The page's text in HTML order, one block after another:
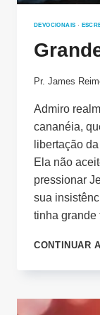
DEVOCIONAIS ·
Pr. James
Admiro
cananéia,
libertação
Ela não
pressionar
sua
tinha
CONTINUAR